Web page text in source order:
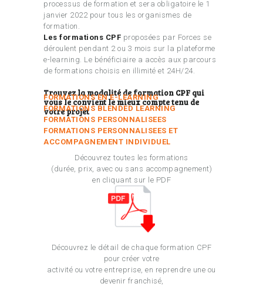
processus de formation et sera obligatoire le 1
janvier 2022 pour tous les organismes de
formation.
Les formations CPF proposées par Forces se
déroulent pendant 2 ou 3 mois sur la plateforme
e-learning. Le bénéficiaire a accès aux parcours
de formations choisis en illimité et 24H/24.
Trouvez la modalité de formation CPF qui
vous le convient le mieux compte tenu de
votre projet
FORMATIONS EN E-LEARNING
FORMATIONS BLENDED LEARNING
FORMATIONS PERSONNALISEES
FORMATIONS PERSONNALISEES ET
ACCOMPAGNEMENT INDIVIDUEL
Découvrez toutes les formations
(durée, prix, avec ou sans accompagnement)
en cliquant sur le PDF
Découvrez le détail de chaque formation CPF
pour créer votre
activité ou votre entreprise, en reprendre une ou
devenir franchisé,